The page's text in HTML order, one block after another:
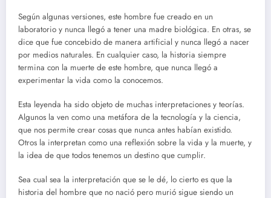
Según algunas versiones, este hombre fue creado en un
laboratorio y nunca llegó a tener una madre biológica. En otras, se
dice que fue concebido de manera artificial y nunca llegó a nacer
por medios naturales. En cualquier caso, la historia siempre
termina con la muerte de este hombre, que nunca llegó a
experimentar la vida como la conocemos.
Esta leyenda ha sido objeto de muchas interpretaciones y teorías.
Algunos la ven como una metáfora de la tecnología y la ciencia,
que nos permite crear cosas que nunca antes habían existido.
Otros la interpretan como una reflexión sobre la vida y la muerte, y
la idea de que todos tenemos un destino que cumplir.
Sea cual sea la interpretación que se le dé, lo cierto es que la
historia del hombre que no nació pero murió sigue siendo un